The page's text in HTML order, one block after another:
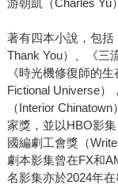
游朝凱（Charles Yu）
著有四本小說，包
Thank You）、《三
《時光機修復師的
Fictional Universe）
（Interior
家獎，並以HBO影
國編劇工會獎（
劇本影集曾在FX和
名影集亦於2024年